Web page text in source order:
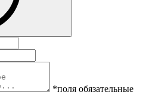
*поля обязательные